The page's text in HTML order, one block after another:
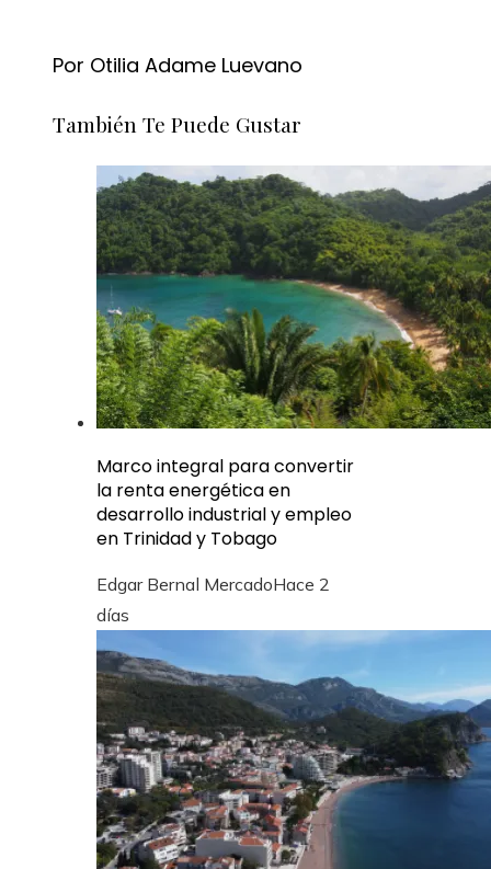
Por Otilia Adame Luevano
También Te Puede Gustar
Marco integral para convertir
la renta energética en
desarrollo industrial y empleo
en Trinidad y Tobago
Edgar Bernal MercadoHace 2
días